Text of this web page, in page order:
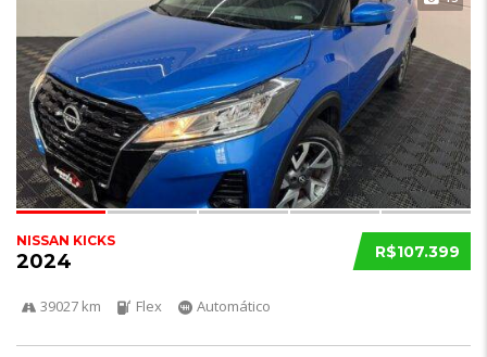
R$107.399
NISSAN KICKS
2024
39027 km Flex Automático